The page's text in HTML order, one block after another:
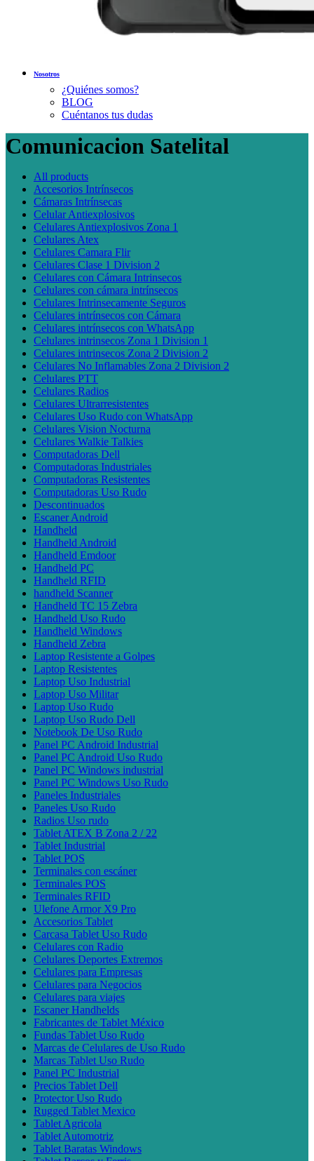
Nosotros
¿Quiénes somos?
BLOG
Cuéntanos tus dudas
Comunicacion Satelital
All products
Accesorios Intrínsecos
Cámaras Intrínsecas
Celular Antiexplosivos
Celulares Antiexplosivos Zona 1
Celulares Atex
Celulares Camara Flir
Celulares Clase 1 Division 2
Celulares con Cámara Intrinsecos
Celulares con cámara intrínsecos
Celulares Intrinsecamente Seguros
Celulares intrínsecos con Cámara
Celulares intrínsecos con WhatsApp
Celulares intrinsecos Zona 1 Division 1
Celulares intrinsecos Zona 2 Division 2
Celulares No Inflamables Zona 2 Division 2
Celulares PTT
Celulares Radios
Celulares Ultrarresistentes
Celulares Uso Rudo con WhatsApp
Celulares Vision Nocturna
Celulares Walkie Talkies
Computadoras Dell
Computadoras Industriales
Computadoras Resistentes
Computadoras Uso Rudo
Descontinuados
Escaner Android
Handheld
Handheld Android
Handheld Emdoor
Handheld PC
Handheld RFID
handheld Scanner
Handheld TC 15 Zebra
Handheld Uso Rudo
Handheld Windows
Handheld Zebra
Laptop Resistente a Golpes
Laptop Resistentes
Laptop Uso Industrial
Laptop Uso Militar
Laptop Uso Rudo
Laptop Uso Rudo Dell
Notebook De Uso Rudo
Panel PC Android Industrial
Panel PC Android Uso Rudo
Panel PC Windows industrial
Panel PC Windows Uso Rudo
Paneles Industriales
Paneles Uso Rudo
Radios Uso rudo
Tablet ATEX B Zona 2 / 22
Tablet Industrial
Tablet POS
Terminales con escáner
Terminales POS
Terminales RFID
Ulefone Armor X9 Pro
Accesorios Tablet
Carcasa Tablet Uso Rudo
Celulares con Radio
Celulares Deportes Extremos
Celulares para Empresas
Celulares para Negocios
Celulares para viajes
Escaner Handhelds
Fabricantes de Tablet México
Fundas Tablet Uso Rudo
Marcas de Celulares de Uso Rudo
Marcas Tablet Uso Rudo
Panel PC Industrial
Precios Tablet Dell
Protector Uso Rudo
Rugged Tablet Mexico
Tablet Agricola
Tablet Automotriz
Tablet Baratas Windows